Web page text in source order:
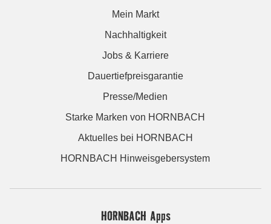
Mein Markt
Nachhaltigkeit
Jobs & Karriere
Dauertiefpreisgarantie
Presse/Medien
Starke Marken von HORNBACH
Aktuelles bei HORNBACH
HORNBACH Hinweisgebersystem
HORNBACH Apps